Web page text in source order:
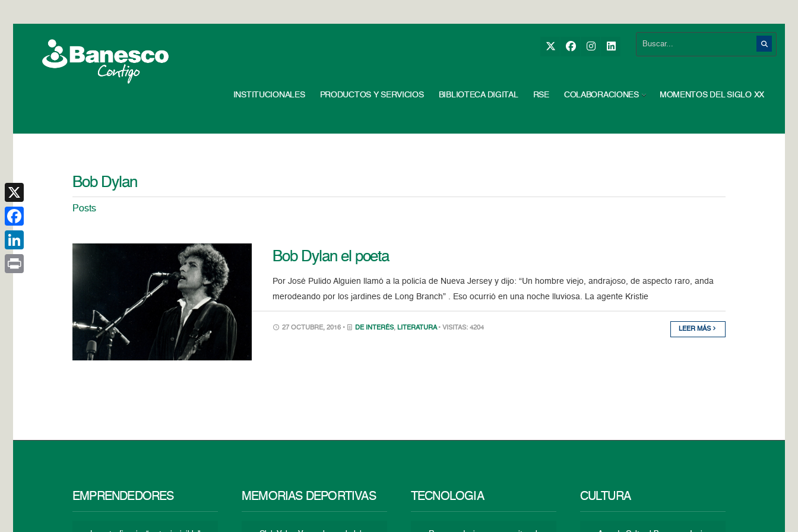
INSTITUCIONALES PRODUCTOS Y SERVICIOS BIBLIOTECA DIGITAL RSE COLABORACIONES MOMENTOS DEL SIGLO XX
Bob Dylan
Posts
Bob Dylan el poeta
Por José Pulido Alguien llamó a la policía de Nueva Jersey y dijo: “Un hombre viejo, andrajoso, de aspecto raro, anda
merodeando por los jardines de Long Branch” . Eso ocurrió en una noche lluviosa. La agente Kristie
27 OCTUBRE, 2016 • DE INTERÉS, LITERATURA • VISITAS: 4204 LEER MÁS
EMPRENDEDORES MEMORIAS DEPORTIVAS TECNOLOGÍA CULTURA
X
Facebook
LinkedIn